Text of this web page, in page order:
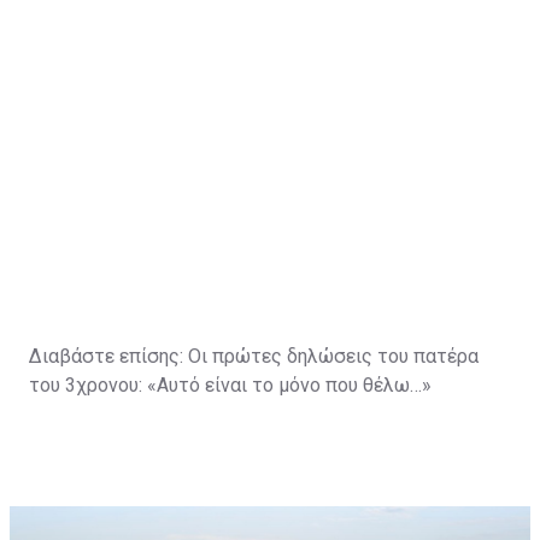
Διαβάστε επίσης: Οι πρώτες δηλώσεις του πατέρα
του 3χρονου: «Αυτό είναι το μόνο που θέλω…»